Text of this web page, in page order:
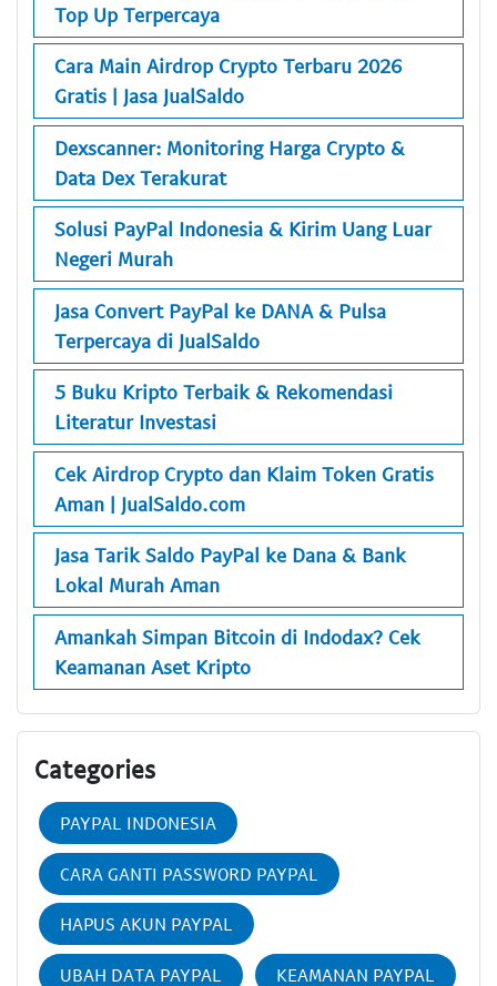
Top Up Terpercaya
Cara Main Airdrop Crypto Terbaru 2026
Gratis | Jasa JualSaldo
Dexscanner: Monitoring Harga Crypto &
Data Dex Terakurat
Solusi PayPal Indonesia & Kirim Uang Luar
Negeri Murah
Jasa Convert PayPal ke DANA & Pulsa
Terpercaya di JualSaldo
5 Buku Kripto Terbaik & Rekomendasi
Literatur Investasi
Cek Airdrop Crypto dan Klaim Token Gratis
Aman | JualSaldo.com
Jasa Tarik Saldo PayPal ke Dana & Bank
Lokal Murah Aman
Amankah Simpan Bitcoin di Indodax? Cek
Keamanan Aset Kripto
Categories
PAYPAL INDONESIA
CARA GANTI PASSWORD PAYPAL
HAPUS AKUN PAYPAL
UBAH DATA PAYPAL KEAMANAN PAYPAL